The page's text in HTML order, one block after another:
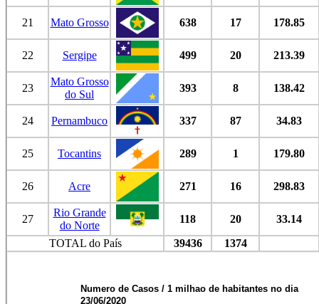
21 Mato Grosso 638 17 178.85
22 Sergipe 499 20 213.39
23
Mato Grosso
do Sul
393 8 138.42
24 Pernambuco 337 87 34.83
25 Tocantins 289 1 179.80
26 Acre 271 16 298.83
27
Rio Grande
do Norte
118 20
33.14
TOTAL do País
39436 1374
Numero de Casos / 1 milhao de habitantes no dia
23/06/2020